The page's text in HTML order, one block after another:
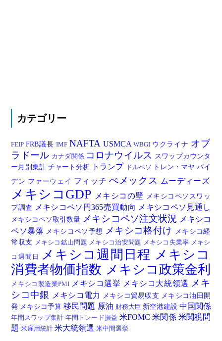
カテゴリー
FEIPFRB議長IMF NAFTA USMCAWBGI ウクライナ オブ
ラドール カナダ関係 コロナウイルス スワップカウンタ
ー月別集計 チャート分析 トランプ ドルペソ トレン・マヤバイ
デン ファーウェイ フィッチぺメックス ムーディーズ
メキシコGDP メキシコの壁 メキシコペソスワッ
プ調査
メキシコペソ円365売買動向 メキシコペソ見通し
メキシコペソ取引数量 メキシコペソ注文状況 メキシコ
ペソ暴落 メキシコペソ予想 メキシコ格付け メキシコ経
常収支 メキシコ鉱山問題 メキシコ治安問題 メキシコ失業率 メキシ
コ週間日 メキシコ週間日程 メキシコ
消費者物価指数 メキシコ政策金利
メキシコ製造業PMI メキシコ選挙 メキシコ大統領選 メキ
シコ中銀
メキシコ電力 メキシコ貿易収支 メキシコ油田開
発 メキシコ予算移民問題 原油 財務大臣 新空港建設 中国関係
年間スワップ集計 年間トレード損益 米FOMC米関係 米関税問
題米雇用統計米大統領選米中間選挙